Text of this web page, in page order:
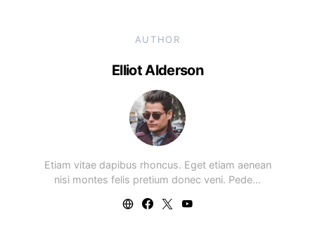
AUTHOR
Elliot Alderson
Etiam vitae dapibus rhoncus. Eget etiam aenean
nisi montes felis pretium donec veni. Pede…